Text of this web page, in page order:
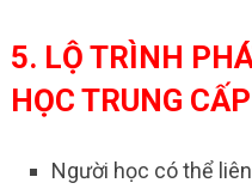
5. LỘ TRÌNH
HỌC TRUNG CẤP
Người học có thể